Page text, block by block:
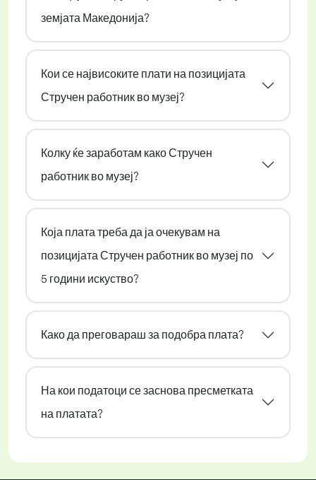
земјата Македонија?
Кои се највисоките плати на позицијата
Стручен работник во музеј?
Колку ќе заработам како Стручен
работник во музеј?
Која плата треба да ја очекувам на
позицијата Стручен работник во музеј по
5 години искуство?
Како да преговараш за подобра плата?
На кои податоци се заснова пресметката
на платата?